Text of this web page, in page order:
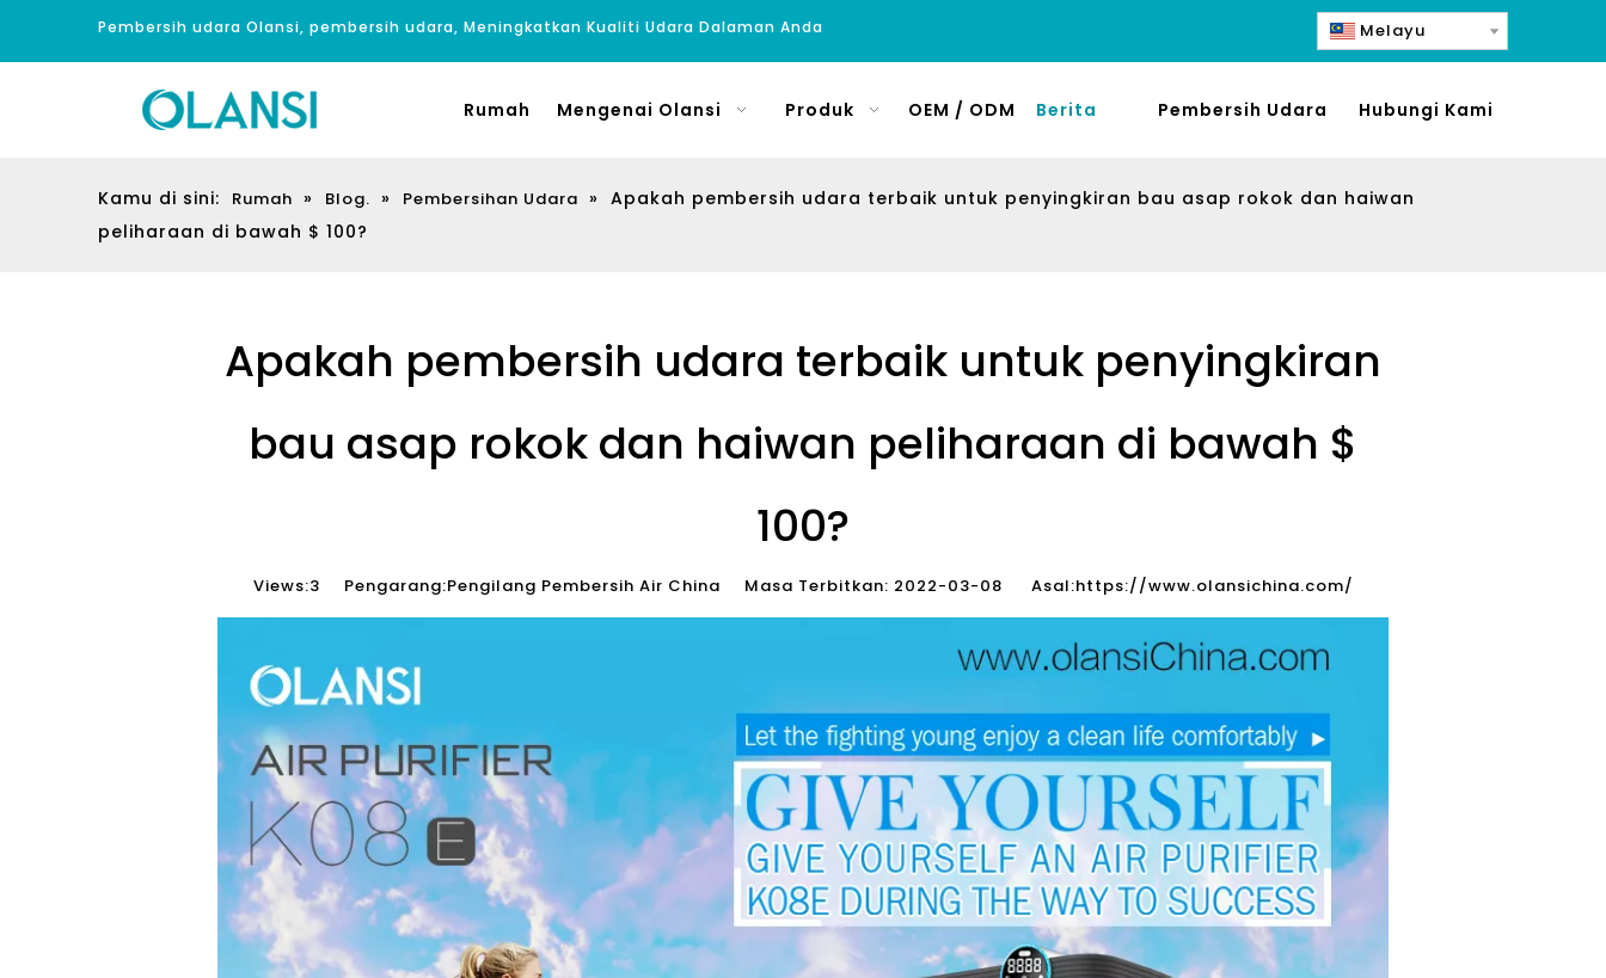
Pembersih udara Olansi, pembersih udara, Meningkatkan Kualiti Udara Dalaman Anda Melayu
Rumah Mengenai Olansi Produk OEM / ODM Berita Pembersih Udara Hubungi Kami
Kamu di sini: Rumah » Blog. » Pembersihan Udara » Apakah pembersih udara terbaik untuk penyingkiran bau asap rokok dan haiwan
peliharaan di bawah $ 100?
Apakah pembersih udara terbaik untuk penyingkiran
bau asap rokok dan haiwan peliharaan di bawah $
100?
Views:3 Pengarang:Pengilang Pembersih Air China Masa Terbitkan: 2022-03-08 Asal:https://www.olansichina.com/